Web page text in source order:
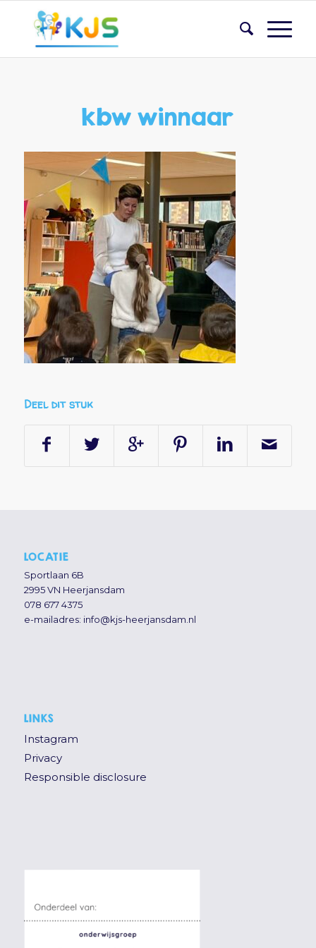
kbw winnaar
Deel dit stuk
LOCATIE
Sportlaan 6B
2995 VN Heerjansdam
078 677 4375
e-mailadres: info@kjs-heerjansdam.nl
LINKS
Instagram
Privacy
Responsible disclosure